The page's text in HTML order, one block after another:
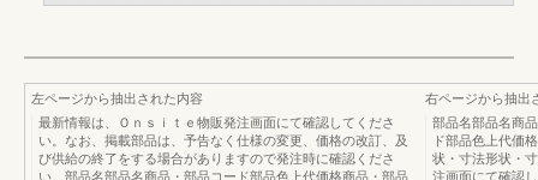
左ページから抽出された内容
最新情報は、Ｏｎｓｉｔｅ物販発注画面にて確認してくださ
い。なお、掲載部品は、予告なく仕様の変更、価格の改訂、及
び供給の終了をする場合がありますので発注時に確認くださ
い。部品名部品名商品・部品コード部品色上代価格商品・部品
右ページから抽出
部品名部品名商
ド部品色上代価
状・寸法形状・
注画面にて確認